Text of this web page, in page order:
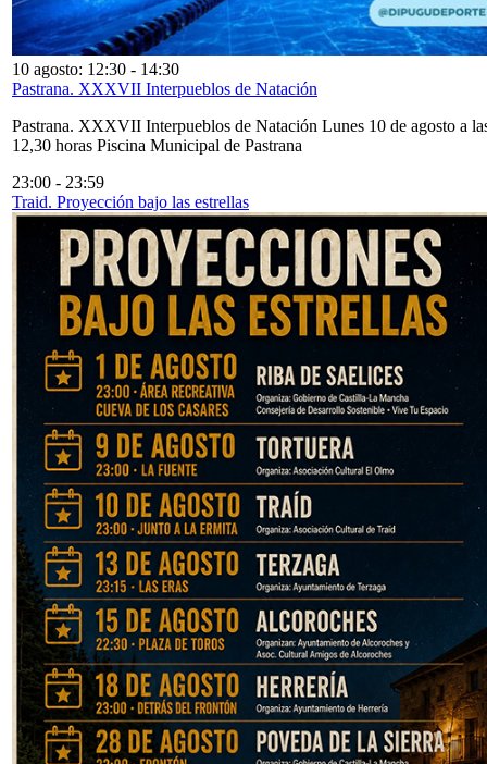
10 agosto: 12:30 - 14:30
Pastrana. XXXVII Interpueblos de Natación
Pastrana. XXXVII Interpueblos de Natación Lunes 10 de agosto a
12,30 horas Piscina Municipal de Pastrana
23:00 - 23:59
Traid. Proyección bajo las estrellas